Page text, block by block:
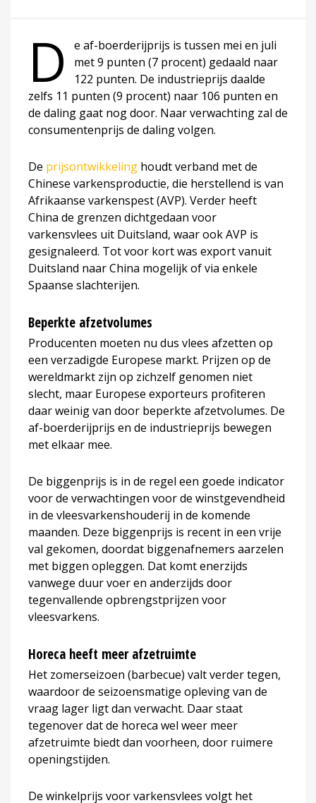
D
e af-boerderijprijs is tussen mei en juli
met 9 punten (7 procent) gedaald naar
122 punten. De industrieprijs daalde
zelfs 11 punten (9 procent) naar 106 punten en
de daling gaat nog door. Naar verwachting zal de
consumentenprijs de daling volgen.
De prijsontwikkeling houdt verband met de
Chinese varkensproductie, die herstellend is van
Afrikaanse varkenspest (AVP). Verder heeft
China de grenzen dichtgedaan voor
varkensvlees uit Duitsland, waar ook AVP is
gesignaleerd. Tot voor kort was export vanuit
Duitsland naar China mogelijk of via enkele
Spaanse slachterijen.
Beperkte afzetvolumes
Producenten moeten nu dus vlees afzetten op
een verzadigde Europese markt. Prijzen op de
wereldmarkt zijn op zichzelf genomen niet
slecht, maar Europese exporteurs profiteren
daar weinig van door beperkte afzetvolumes. De
af-boerderijprijs en de industrieprijs bewegen
met elkaar mee.
De biggenprijs is in de regel een goede indicator
voor de verwachtingen voor de winstgevendheid
in de vleesvarkenshouderij in de komende
maanden. Deze biggenprijs is recent in een vrije
val gekomen, doordat biggenafnemers aarzelen
met biggen opleggen. Dat komt enerzijds
vanwege duur voer en anderzijds door
tegenvallende opbrengstprijzen voor
vleesvarkens.
Horeca heeft meer afzetruimte
Het zomerseizoen (barbecue) valt verder tegen,
waardoor de seizoensmatige opleving van de
vraag lager ligt dan verwacht. Daar staat
tegenover dat de horeca wel weer meer
afzetruimte biedt dan voorheen, door ruimere
openingstijden.
De winkelprijs voor varkensvlees volgt het